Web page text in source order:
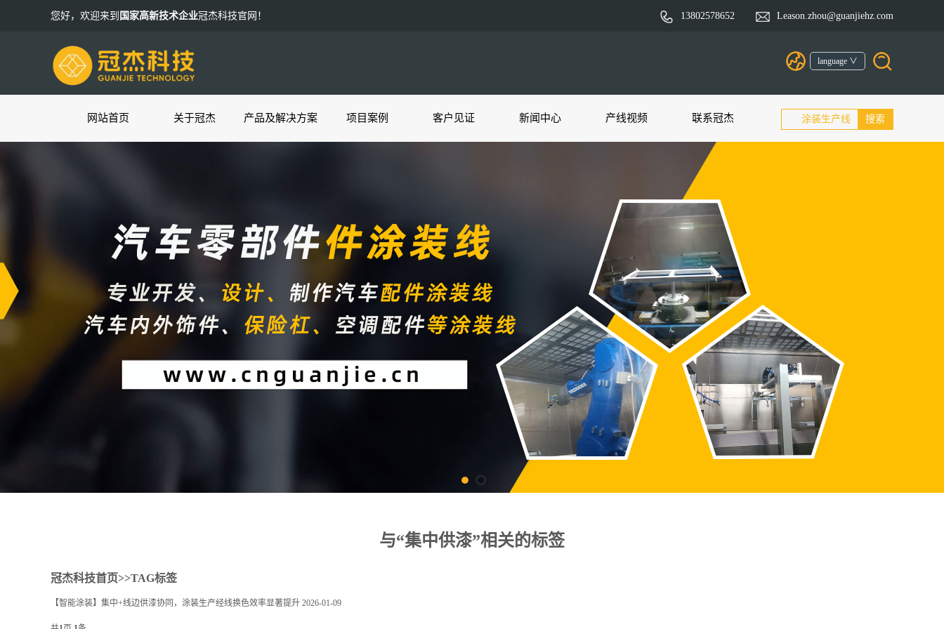
您好，欢迎来到 国家高新技术企业冠杰科技官网！ 13802578652 Leason.zhou@guanjiehz.com
language ∨
网站首页 关于冠杰 产品及解决方案 项目案例 客户见证 新闻中心 产线视频 联系冠杰
与“集中供漆”相关的标签
冠杰科技首页>>TAG标签
【智能涂装】集中+线边供漆协同，涂装生产经线换色效率显著提升 2026-01-09